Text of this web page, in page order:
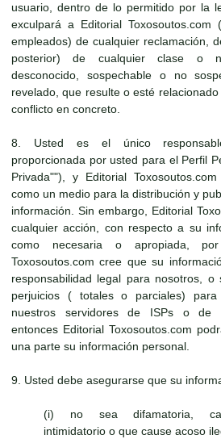
usuario, dentro de lo permitido por la
exculpará a Editorial
empleados) de cualquier reclamación,
posterior) de cualquier clase o
desconocido, sospechable o no
revelado, que resulte o esté
conflicto en concreto.
8. Usted es el único
proporcionada por usted para el Perfil
Privada""), y Editorial
como un medio para la distribución y
información. Sin embargo, Editorial
cualquier acción, con respecto a su
como necesaria o apropiada,
Toxosoutos.com cree que su
responsabilidad legal para nosotros,
perjuicios ( totales o parciales)
nuestros servidores de ISPs o de
entonces Editorial Toxosoutos.com
una parte su información personal.
9. Usted debe asegurarse que su
(i) no sea difamatoria,
intimidatorio o que cause acoso